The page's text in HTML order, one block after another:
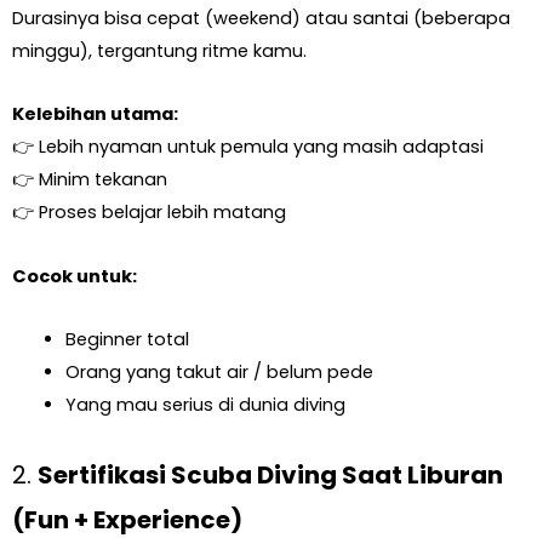
Durasinya bisa cepat (weekend) atau santai (beberapa
minggu), tergantung ritme kamu.
Kelebihan utama:
👉 Lebih nyaman untuk pemula yang masih adaptasi
👉 Minim tekanan
👉 Proses belajar lebih matang
Cocok untuk:
Beginner total
Orang yang takut air / belum pede
Yang mau serius di dunia diving
2. Sertifikasi Scuba Diving Saat Liburan
(Fun + Experience)